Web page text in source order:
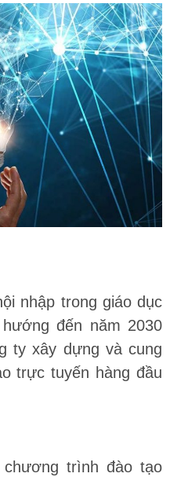
nhập trong giáo dục
đến năm 2030
ty xây dựng và cung
trực tuyến hàng đầu
trình đào tạo